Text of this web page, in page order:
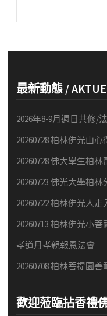
最新動態 /
2026年8-9月週日共修/
20260728 柏林佛光山
20260728 佛大學生柏
20260723 佛光大學柏
20260722 柏林佛光人
20260713 柏林佛光小
孝道月孝親報恩法會
20260708 柏林菩提園
歡迎蒞臨拈香禮